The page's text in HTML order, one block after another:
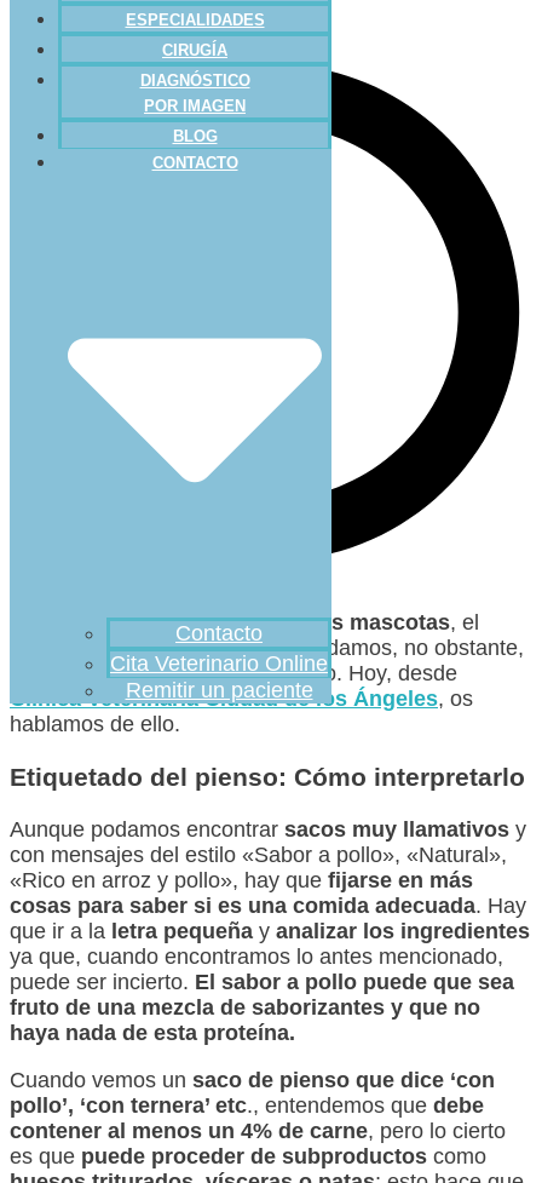
ESPECIALIDADES
CIRUGÍA
DIAGNÓSTICO
POR IMAGEN
BLOG
CONTACTO
Contacto
Cita Veterinario Online
Remitir un paciente
A la hora dealimentar a nuestras mascotas, el
suele ser lo que más les damos, no obstante,
conviene saber leer su etiquetado. Hoy, desde
Clínica Veterinaria Ciudad de los Ángeles, os
hablamos de ello.
Etiquetado del pienso: Cómo interpretarlo
Aunque podamos encontrar sacos muy llamativos y
con mensajes del estilo «Sabor a pollo», «Natural»,
«Rico en arroz y pollo», hay que fijarse en más
cosas para saber si es una comida adecuada. Hay
que ir a la letra pequeña y analizar los ingredientes
ya que, cuando encontramos lo antes mencionado,
puede ser incierto. El sabor a pollo puede que sea
fruto de una mezcla de saborizantes y que no
haya nada de esta proteína.
Cuando vemos un saco de pienso que dice ‘con
pollo’, ‘con ternera’ etc., entendemos que debe
contener al menos un 4% de carne, pero lo cierto
es que puede proceder de subproductos como